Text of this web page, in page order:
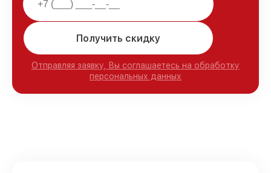
Получить скидку
Отправляя заявку, Вы соглашаетесь на обработку
персональных данных